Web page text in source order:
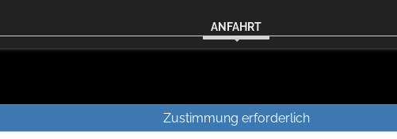
ANFAHRT
Zustimmung erforderlich